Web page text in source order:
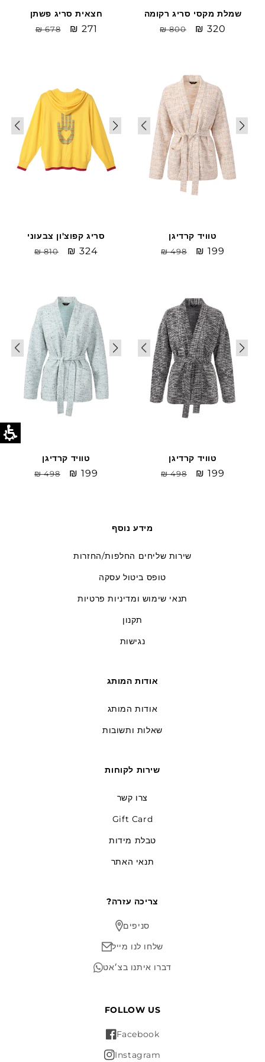
חצאית סריג פשתן
מחיר
₪ 678
Sale
₪ 271
שמלת מקסי סריג רקומה
מחיר
₪ 800
Sale
₪ 320
סריג קפוצ'ון צבעוני
מחיר
₪ 810
Sale
₪ 324
טוויד קרדיגן
מחיר
₪ 498
Sale
₪ 199
טוויד קרדיגן
מחיר
₪ 498
Sale
₪ 199
טוויד קרדיגן
מחיר
₪ 498
Sale
₪ 199
מידע נוסף
שירות שליחים החלפות/החזרות
טופס ביטול עסקה
תנאי שימוש ומדיניות פרטיות
תקנון
נגישות
אודות המותג
אודות המותג
שאלות ותשובות
שירות לקוחות
צרו קשר
Gift Card
טבלת מידות
תנאי האתר
?צריכה עזרה
סניפים
שלחו לנו מייל
דברו איתנו בצ׳אט
FOLLOW US
Facebook
Instagram